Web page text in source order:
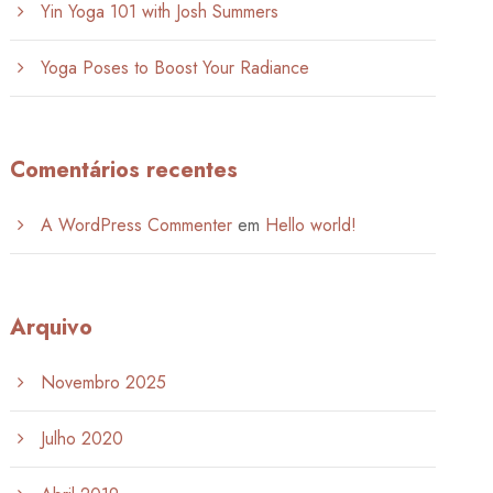
Yin Yoga 101 with Josh Summers
Yoga Poses to Boost Your Radiance
Comentários recentes
A WordPress Commenter em Hello world!
Arquivo
Novembro 2025
Julho 2020